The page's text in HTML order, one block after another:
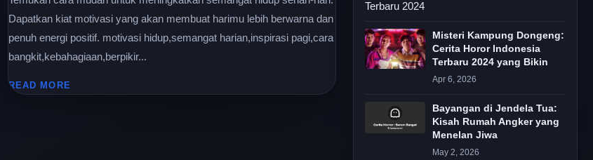
Dapatkan kiat motivasi yang akan membuat harimu lebih berwarna dan
penuh energi positif. motivasi hidup,semangat harian,inspirasi pagi,cara
bangkit,kebahagiaan,berpikir...
READ MORE
Misteri Kampung Dongeng:
Cerita Horor Indonesia
Terbaru 2024 yang Bikin
Apr 6, 2026
Bayangan di Jendela Tua:
Kisah Rumah Angker yang
Menelan Jiwa
May 2, 2026